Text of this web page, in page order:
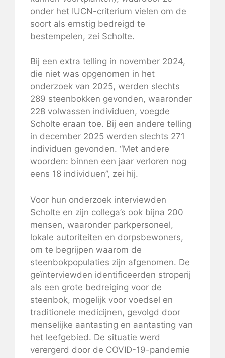
onder het IUCN-criterium vielen om de
soort als ernstig bedreigd te
bestempelen, zei Scholte.
Bij een extra telling in november 2024,
die niet was opgenomen in het
onderzoek van 2025, werden slechts
289 steenbokken gevonden, waaronder
228 volwassen individuen, voegde
Scholte eraan toe. Bij een andere telling
in december 2025 werden slechts 271
individuen gevonden. “Met andere
woorden: binnen een jaar verloren nog
eens 18 individuen”, zei hij.
Voor hun onderzoek interviewden
Scholte en zijn collega’s ook bijna 200
mensen, waaronder parkpersoneel,
lokale autoriteiten en dorpsbewoners,
om te begrijpen waarom de
steenbokpopulaties zijn afgenomen. De
geïnterviewden identificeerden stroperij
als een grote bedreiging voor de
steenbok, mogelijk voor voedsel en
traditionele medicijnen, gevolgd door
menselijke aantasting en aantasting van
het leefgebied. De situatie werd
verergerd door de COVID-19-pandemie